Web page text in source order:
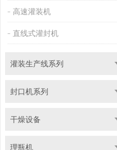
高速灌装机
直线式灌封机
灌装生产线系列
封口机系列
干燥设备
理瓶机